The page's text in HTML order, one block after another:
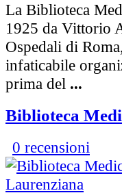
La Biblioteca
1925 da Vittorio
Ospedali di
infaticabile
prima del ...
Biblioteca
0 recensioni